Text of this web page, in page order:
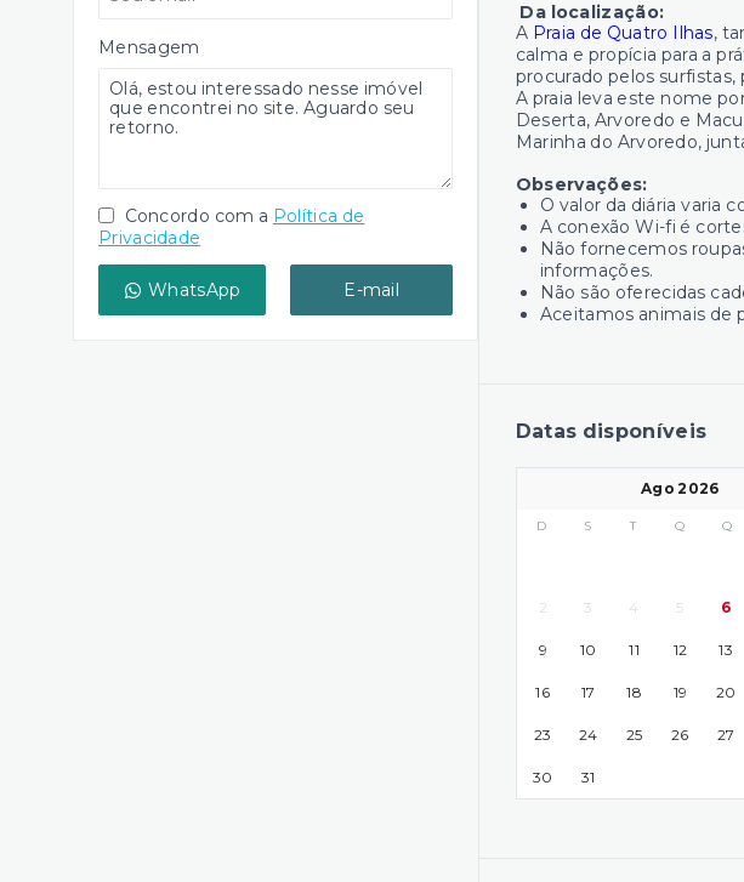
Da localização:
A Praia de Quatro Ilhas,
calma e propícia para a
procurado pelos surfistas,
A praia leva este nome
Deserta, Arvoredo e
Marinha do Arvoredo,
Observações:
O valor da diária varia
A conexão Wi-fi é
Não fornecemos
informações.
Não são oferecidas
Aceitamos animais de
Datas disponíveis
Ago 2026
D S T Q Q
2 3 4 5 6
9 10 11 12 13
16 17 18 19 20
23 24 25 26 27
30 31
Mensagem
Concordo com a Política de
Privacidade
WhatsApp E-mail